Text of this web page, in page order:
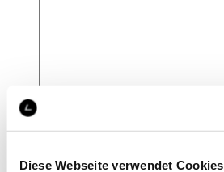
Diese Webseite verwendet Cookies